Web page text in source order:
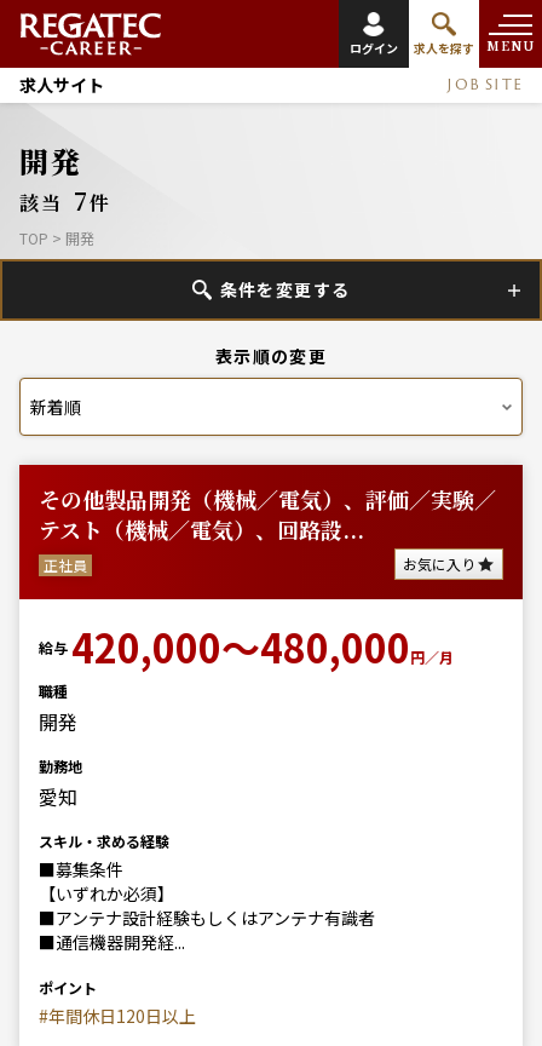
ログイン 求人を探す MENU
求人サイト JOB SITE
開発
該当 7件
TOP > 開発
条件を変更する
表示順の変更
その他製品開発（機械／電気）、評価／実験／
テスト（機械／電気）、回路設...
正社員 お気に入り
給与 420,000～480,000円／月
職種
開発
勤務地
愛知
スキル・求める経験
■募集条件
【いずれか必須】
■アンテナ設計経験もしくはアンテナ有識者
■通信機器開発経...
ポイント
#年間休日120日以上